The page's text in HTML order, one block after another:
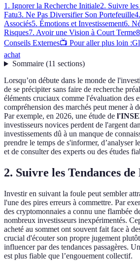
1. Ignorer la Recherche Initiale2. Suivre
Fatu3. Ne Pas Diversifier Son Portefeuille
Associés5. Émotions et Investissement6.
Risques7. Avoir une Vision à Court Terme
Conseils Externes📺 Pour aller plus loin :
achat
Sommaire(11 sections)
Lorsqu’on débute dans le monde de
de se précipiter sans faire de recherche
éléments cruciaux comme l'évaluation des
compréhension des marchés peut mener à
Par exemple, en 2026, une étude de
investisseurs novices perdent de l'argent
investissements dû à un manque de
prendre le temps de s'informer, d’analyser
et de consulter des experts ou des études
2. Suivre les Tendances
Investir en suivant la foule peut sembler
l'une des pires erreurs à commettre. Par
des cryptomonnaies a connu une flambée
nombreux investisseurs inexpérimentés.
acheté au sommet ont souvent fait face à
crucial d'écouter son propre jugement
influencer par des tendances passagères.
est plus fiable que l’engouement collectif.